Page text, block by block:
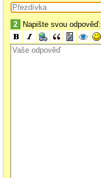
2 Napište svou odpověď: